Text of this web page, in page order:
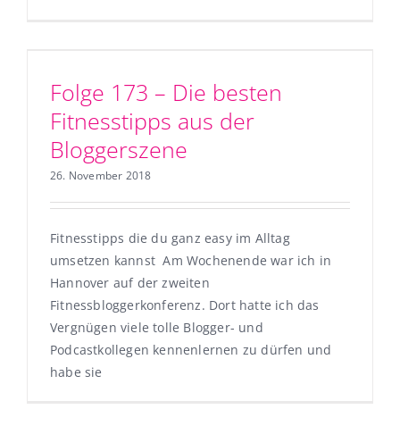
Folge 173 – Die besten
Fitnesstipps aus der
Bloggerszene
26. November 2018
Fitnesstipps die du ganz easy im Alltag
umsetzen kannst Am Wochenende war ich in
Hannover auf der zweiten
Fitnessbloggerkonferenz. Dort hatte ich das
Vergnügen viele tolle Blogger- und
Podcastkollegen kennenlernen zu dürfen und
habe sie